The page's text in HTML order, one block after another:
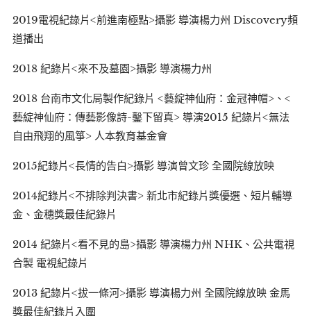
2019電視紀錄片<前進南極點>攝影 導演楊力州 Discovery頻
道播出
2018 紀錄片<來不及墓園>攝影 導演楊力州
2018 台南市文化局製作紀錄片 <藝綻神仙府：金冠神帽>、<
藝綻神仙府：傳藝影像詩-鑿下留真> 導演2015 紀錄片<無法
自由飛翔的風箏> 人本教育基金會
2015紀錄片<長情的告白>攝影 導演曾文珍 全國院線放映
2014紀錄片<不排除判決書> 新北市紀錄片獎優選、短片輔導
金、金穗獎最佳紀錄片
2014 紀錄片<看不見的島>攝影 導演楊力州 NHK、公共電視
合製 電視紀錄片
2013 紀錄片<拔一條河>攝影 導演楊力州 全國院線放映 金馬
獎最佳紀錄片入圍